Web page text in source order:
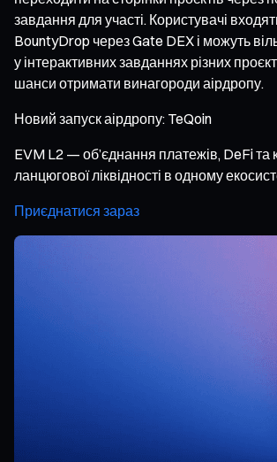
завдання для участі. Користувачі
BountyDrop через Gate DEX і можуть
у інтерактивних завданнях різних
шанси отримати винагороди аірдропу.
Новий запуск аірдропу: TeQoin
EVM L2 — об’єднання платежів, DeFi та
ланцюгової ліквідності в одному
Приєднатися зараз